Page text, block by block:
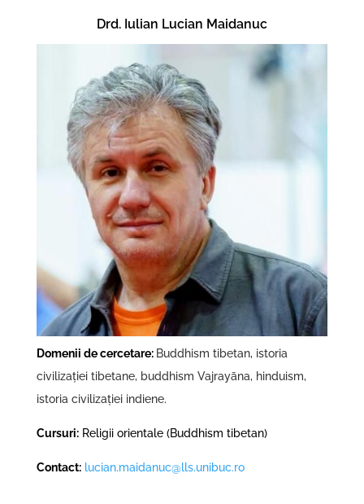
Drd. Iulian Lucian Maidanuc
Domenii de cercetare: Buddhism tibetan, istoria
civilizației tibetane, buddhism Vajrayāna, hinduism,
istoria civilizaţiei indiene.
Cursuri:Religii orientale (Buddhism tibetan)
Contact: lucian.maidanuc@lls.unibuc.ro